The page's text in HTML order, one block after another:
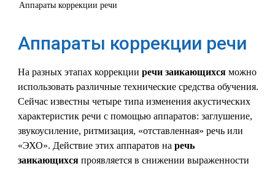
Аппараты коррекции речи
Аппараты коррекции речи
На разных этапах коррекцииречи заикающихся можно
использовать различные технические средства обучения.
Сейчас известны четыре типа изменения акустических
характеристик речи с помощью аппаратов: заглушение,
звукоусиление, ритмизация, «отставленная» речь или
«ЭХО». Действие этих аппаратов наречь
заикающихся проявляется в снижении выраженности